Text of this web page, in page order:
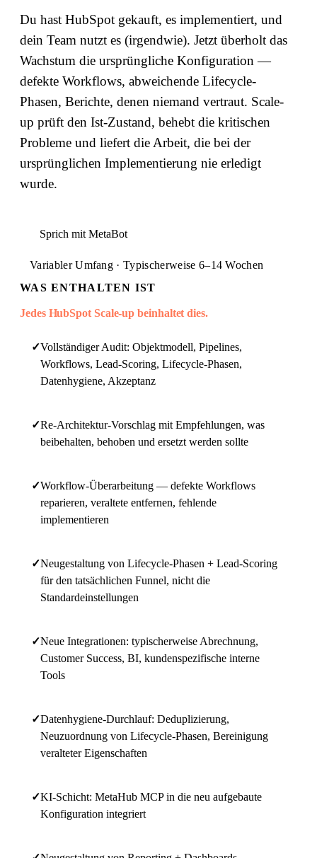
Du hast HubSpot gekauft, es implementiert, und
dein Team nutzt es (irgendwie). Jetzt überholt das
Wachstum die ursprüngliche Konfiguration —
defekte Workflows, abweichende Lifecycle-
Phasen, Berichte, denen niemand vertraut. Scale-
up prüft den Ist-Zustand, behebt die kritischen
Probleme und liefert die Arbeit, die bei der
ursprünglichen Implementierung nie erledigt
wurde.
Sprich mit MetaBot
Variabler Umfang · Typischerweise 6–14 Wochen
WAS ENTHALTEN IST
Jedes HubSpot Scale-up beinhaltet dies.
✓Vollständiger Audit: Objektmodell, Pipelines,
Workflows, Lead-Scoring, Lifecycle-Phasen,
Datenhygiene, Akzeptanz
✓Re-Architektur-Vorschlag mit Empfehlungen, was
beibehalten, behoben und ersetzt werden sollte
✓Workflow-Überarbeitung — defekte Workflows
reparieren, veraltete entfernen, fehlende
implementieren
✓Neugestaltung von Lifecycle-Phasen + Lead-Scoring
für den tatsächlichen Funnel, nicht die
Standardeinstellungen
✓Neue Integrationen: typischerweise Abrechnung,
Customer Success, BI, kundenspezifische interne
Tools
✓Datenhygiene-Durchlauf: Deduplizierung,
Neuzuordnung von Lifecycle-Phasen, Bereinigung
veralteter Eigenschaften
✓KI-Schicht: MetaHub MCP in die neu aufgebaute
Konfiguration integriert